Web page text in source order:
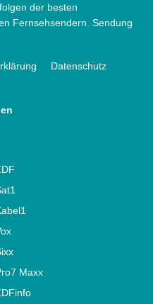
der besten
Fernsehsendern. Sendung
Datenschutz
Maxx